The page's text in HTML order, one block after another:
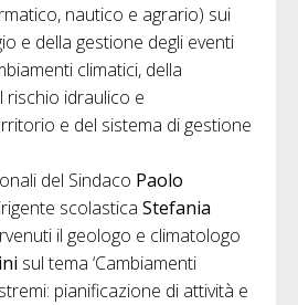
nautico e agrario) sui
e della gestione degli eventi
climatici, della
rischio idraulico e
e del sistema di gestione
del Sindaco Paolo
scolastica Stefania
il geologo e climatologo
sul tema ‘Cambiamenti
pianificazione di attività e